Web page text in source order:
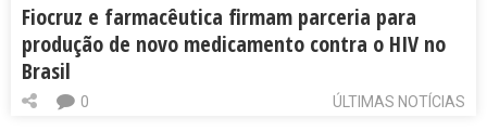
Fiocruz e farmacêutica firmam parceria para
produção de novo medicamento contra o HIV no
Brasil
ÚLTIMAS NOTÍCIAS
0